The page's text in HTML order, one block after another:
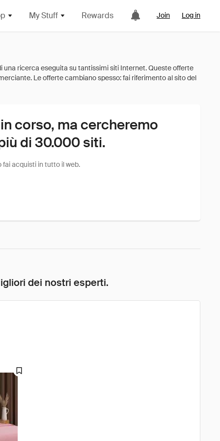
My Stuff Rewards Join Log in
corso, ma cercheremo
di 30.000 siti.
acquisti in tutto il web.
dei nostri esperti.